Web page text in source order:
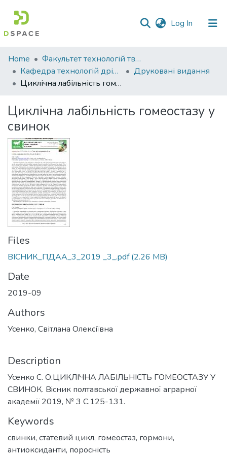
Log In (current)
Communities
&
Collections
Statistics
Home
Факультет технологій тваринництва та продовольства
Кафедра технологій дрібного тваринництва
Друковані видання
Циклічна лабільність гомеостазу у свинок
Циклічна лабільність гомеостазу у
свинок
Files
ВІСНИК_ПДАА_3_2019 _3_.pdf(2.26 MB)
Date
2019-09
Authors
Усенко, Світлана Олексіївна
Description
Усенко С. О.ЦИКЛІЧНА ЛАБІЛЬНІСТЬ ГОМЕОСТАЗУ У
СВИНОК. Вiсник полтавської державної аграрної
академії 2019, № 3 С.125-131.
Keywords
свинки, статевий цикл, гомеостаз, гормони,
антиоксиданти, поросність